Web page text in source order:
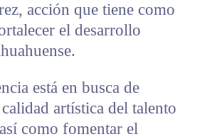
acción que tiene como
el desarrollo
está en busca de
artística del talento
como fomentar el